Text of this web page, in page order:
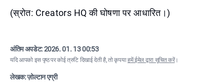
(स्रोत: Creators HQ की घोषणा पर आधारित।)
अंतिम अपडेट:2026. 01. 13 00:53
यदि आपको इस पृष्ठ पर कोई त्रुटि दिखाई देती है, तो कृपयाहमें ईमेल द्वारा सूचित करें।
लेखक: ज़ोल्टान एग्री